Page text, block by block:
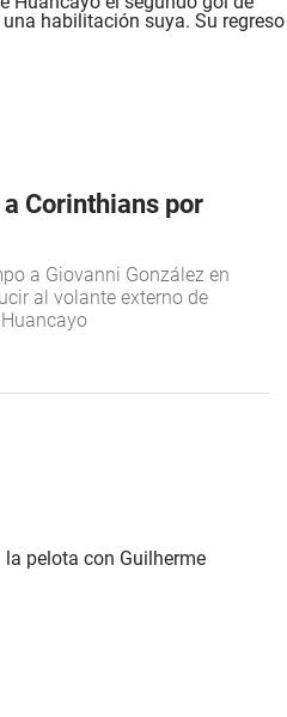
Corinthians por
a Giovanni González en
al volante externo de